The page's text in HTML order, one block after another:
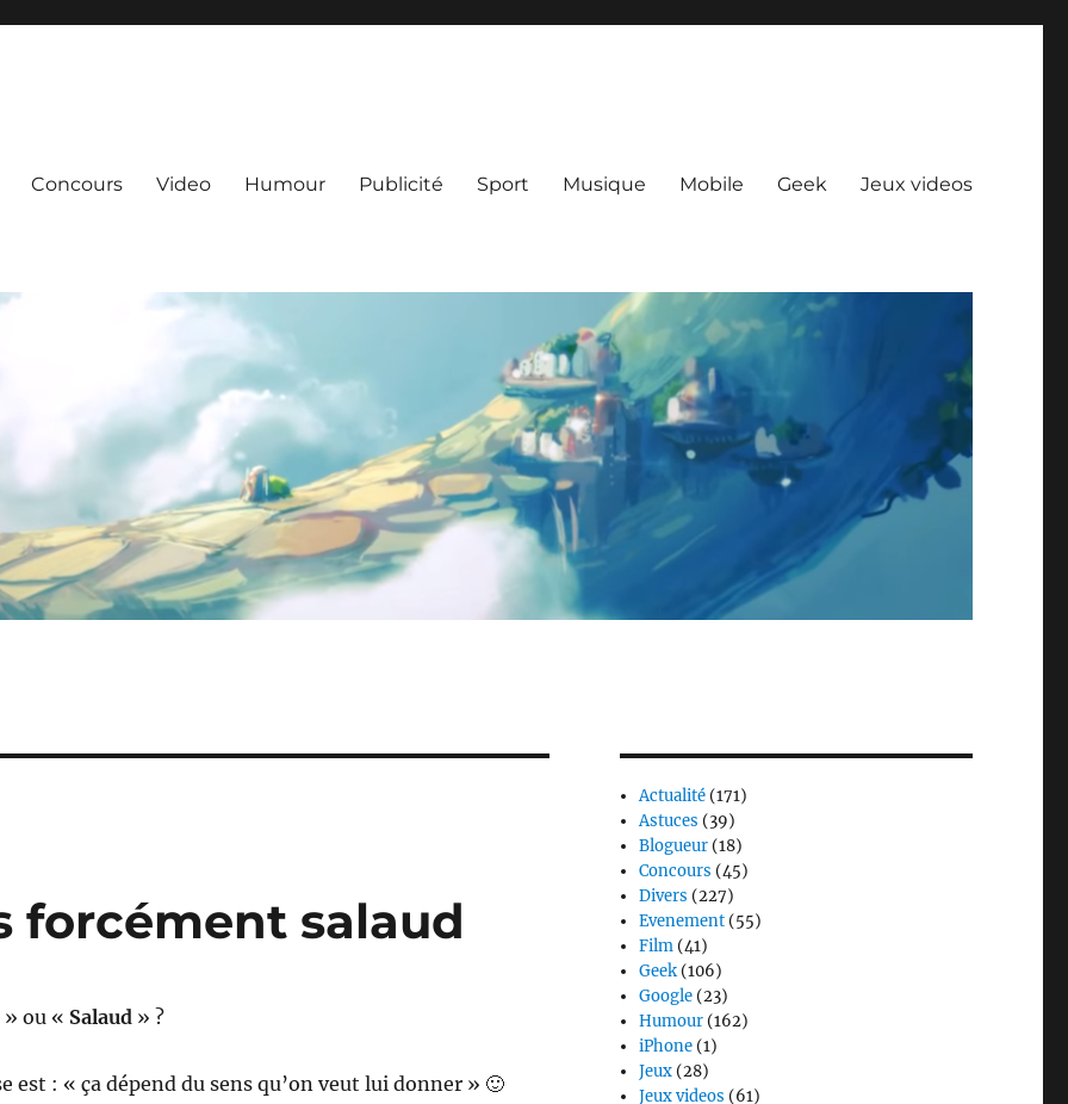
Concours Video Humour Publicité Sport Musique Mobile Geek Jeux videos
forcément salaud
» ou « Salaud» ?
est : « ça dépend du sens qu’on veut lui donner » 🙂
Actualité (171)
Astuces (39)
Blogueur (18)
Concours (45)
Divers (227)
Evenement (55)
Film (41)
Geek (106)
Google (23)
Humour (162)
iPhone (1)
Jeux (28)
Jeux videos (61)